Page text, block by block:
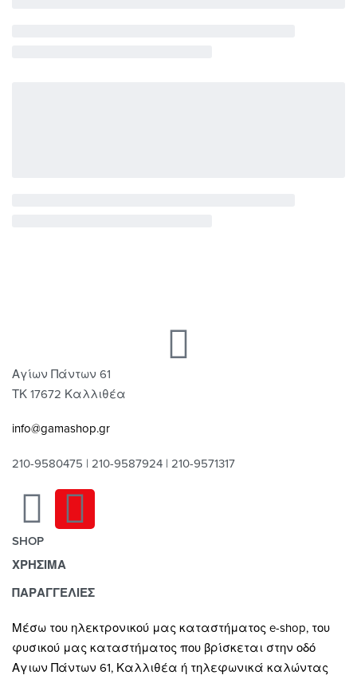
Αγίων Πάντων 61
ΤΚ 17672 Καλλιθέα
info@gamashop.gr
210-9580475 | 210-9587924 | 210-9571317
SHOP
Χαλιά
Κουρτίνες
Ρόλλερ Σκίασης
Γκαζόν
ΧΡΗΣΙΜΑ
Τρόποι Πληρωμής
Επιστροφές
Οροι και Προϋποθέσεις Χρήσης
ΠΑΡΑΓΓΕΛΙΕΣ
Μέσω του ηλεκτρονικού μας καταστήματος e-shop, του
φυσικού μας καταστήματος που βρίσκεται στην οδό
Αγιων Πάντων 61, Καλλιθέα ή τηλεφωνικά καλώντας